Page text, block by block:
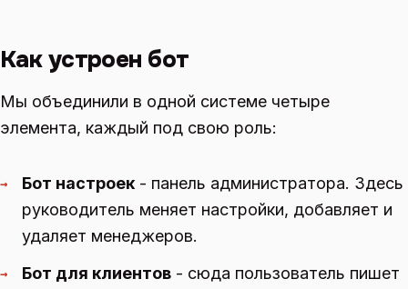
Как устроен бот
Мы объединили в одной системе четыре
элемента, каждый под свою роль:
→ Бот настроек - панель администратора. Здесь
руководитель меняет настройки, добавляет и
удаляет менеджеров.
→ Бот для клиентов - сюда пользователь пишет